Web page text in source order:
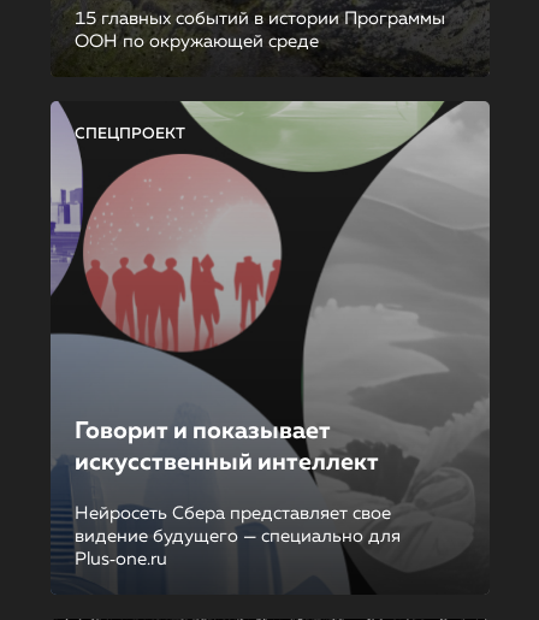
15 главных событий в истории Программы
ООН по окружающей среде
СПЕЦПРОЕКТ
Говорит и показывает
искусственный интеллект
Нейросеть Сбера представляет свое
видение будущего — специально для
Plus‑one.ru